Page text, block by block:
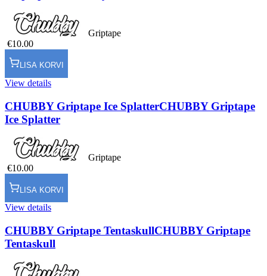
Griptape
€10.00
LISA KORVI
View details
CHUBBY Griptape Ice SplatterCHUBBY Griptape
Ice Splatter
Griptape
€10.00
LISA KORVI
View details
CHUBBY Griptape TentaskullCHUBBY Griptape
Tentaskull